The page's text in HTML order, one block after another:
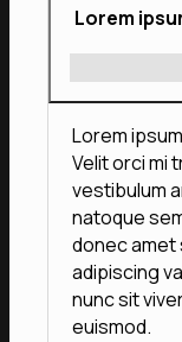
Lorem
Lorem
Velit orci mi
vestibulum
natoque
donec amet
adipiscing
nunc sit
euismod.